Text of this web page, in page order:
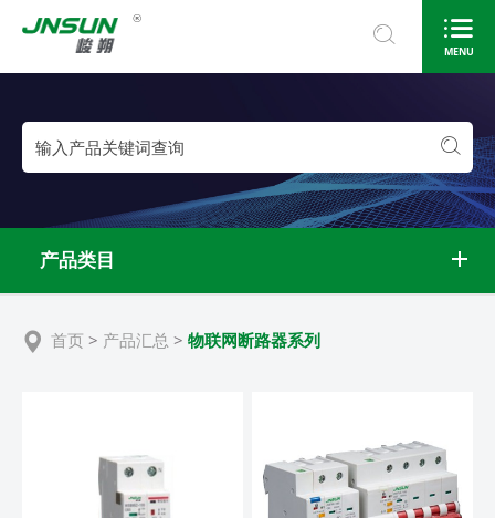
MENU
®
产品类目
首页 > 产品汇总 > 物联网断路器系列